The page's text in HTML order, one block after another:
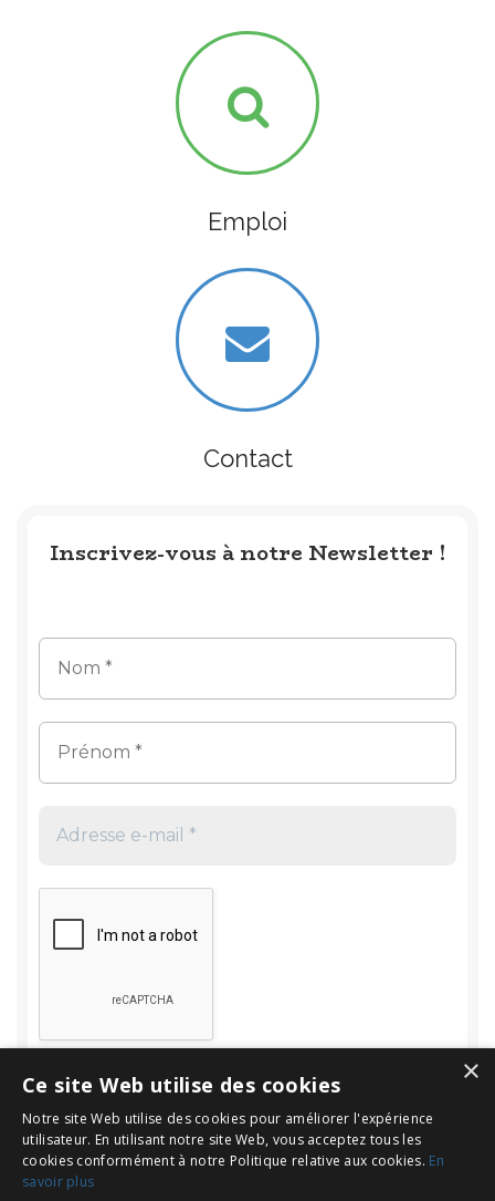
Emploi
Contact
Inscrivez-vous à notre Newsletter !
×
Ce site Web utilise des cookies
Notre site Web utilise des cookies pour améliorer l'expérience
utilisateur. En utilisant notre site Web, vous acceptez tous les
cookies conformément à notre Politique relative aux cookies. En
savoir plus